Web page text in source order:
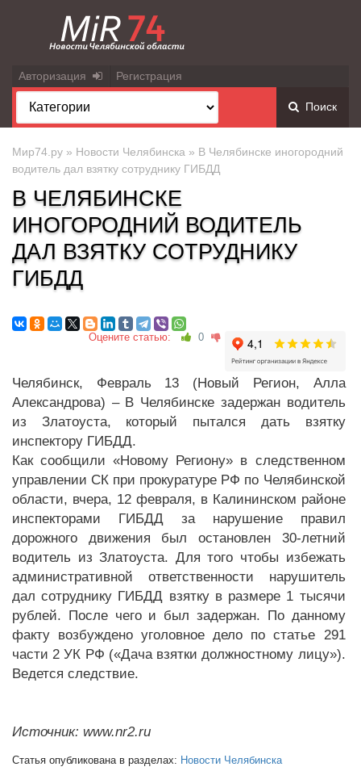
Авторизация Регистрация
Поиск
Мир74.ру » Новости Челябинска » В Челябинске иногородний
водитель дал взятку сотруднику ГИБДД
В ЧЕЛЯБИНСКЕ
ИНОГОРОДНИЙ ВОДИТЕЛЬ
ДАЛ ВЗЯТКУ СОТРУДНИКУ
ГИБДД
Оцените статью: 0
Челябинск, Февраль 13 (Новый Регион, Алла
Александрова) – В Челябинске задержан водитель
из Златоуста, который пытался дать взятку
инспектору ГИБДД.
Как сообщили «Новому Региону» в следственном
управлении СК при прокуратуре РФ по Челябинской
области, вчера, 12 февраля, в Калининском районе
инспекторами ГИБДД за нарушение правил
дорожного движения был остановлен 30-летний
водитель из Златоуста. Для того чтобы избежать
административной ответственности нарушитель
дал сотруднику ГИБДД взятку в размере 1 тысячи
рублей. После чего и был задержан. По данному
факту возбуждено уголовное дело по статье 291
части 2 УК РФ («Дача взятки должностному лицу»).
Ведется следствие.
Источник: www.nr2.ru
Статья опубликована в разделах: Новости Челябинска